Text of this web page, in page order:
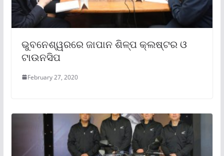
ଭୁବନେଶ୍ୱରରେ ଜାପାନ ଶିଳ୍ପ କ୍ଲଷ୍ଟର ଓ
ଟାଉନସିପ
February 27, 2020